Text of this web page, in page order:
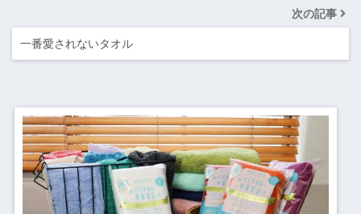
次の記事
一番愛されないタオル